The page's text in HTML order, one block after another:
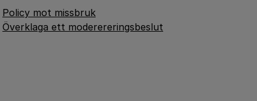
Policy mot missbruk
Överklaga ett moderereringsbeslut